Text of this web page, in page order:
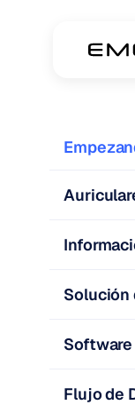
Solución
Software
Flujo de